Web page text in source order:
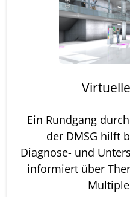
Ein Rundgang
der DMSG hilft
Diagnose- und
informiert über